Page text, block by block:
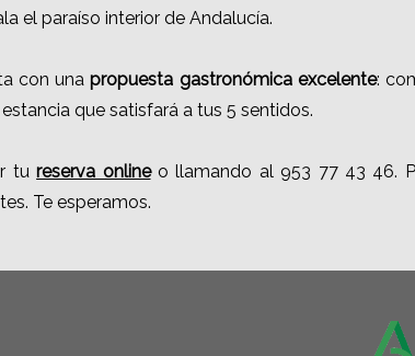
el paraíso interior de Andalucía.
con unapropuesta gastronómica excelente:
que satisfará a tus 5 sentidos.
tureserva onlineo llamando al 953 77 43 46.
Te esperamos.